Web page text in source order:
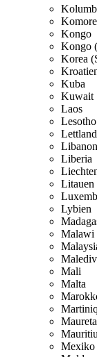
Kongo
Kongo
Korea
Kuba
Kuwait
Laos
Lesotho
Lettland
Libanon
Liberia
Litauen
Lybien
Malawi
Mali
Malta
Mexiko